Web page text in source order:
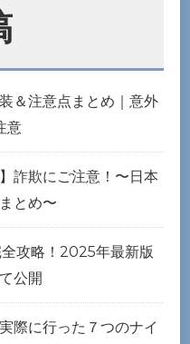
＆注意点まとめ｜意外
意
詐欺にご注意！〜日本
とめ〜
攻略！2025年最新版
公開
際に行った７つのナイ